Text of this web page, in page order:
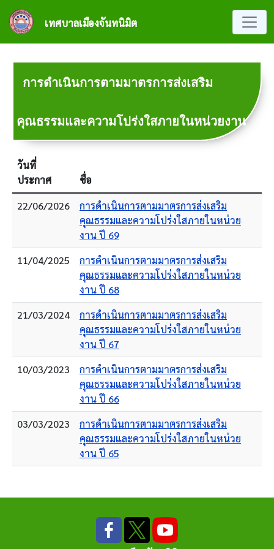
ข้ามไปยังเนื้อหาหลัก
เทศบาลเมืองจันทนิมิต
การดำเนินการตามมาตรการส่งเสริม
คุณธรรมและความโปร่งใสภายในหน่วยงาน
วันที่
ประกาศ
ชื่อ
22/06/2026
การดำเนินการตามมาตรการส่งเสริม
คุณธรรมและความโปร่งใสภายในหน่วย
งาน ปี 69
11/04/2025
การดำเนินการตามมาตรการส่งเสริม
คุณธรรมและความโปร่งใสภายในหน่วย
งาน ปี 68
21/03/2024
การดำเนินการตามมาตรการส่งเสริม
คุณธรรมและความโปร่งใสภายในหน่วย
งาน ปี 67
10/03/2023
การดำเนินการตามมาตรการส่งเสริม
คุณธรรมและความโปร่งใสภายในหน่วย
งาน ปี 66
03/03/2023
การดำเนินการตามมาตรการส่งเสริม
คุณธรรมและความโปร่งใสภายในหน่วย
งาน ปี 65